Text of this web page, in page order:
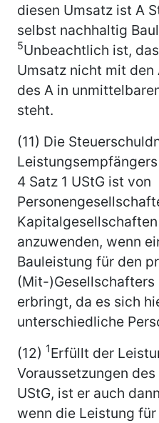
diesen Umsatz ist A
selbst nachhaltig
5Unbeachtlich ist,
Umsatz nicht mit den
des A in
steht.
(11) Die
4 Satz 1 UStG ist von
anzuwenden, wenn
Bauleistung für den
(Mit-
erbringt, da es sich
unterschiedliche
(12) 1Erfüllt der
Voraussetzungen
UStG, ist er auch
wenn die Leistung für